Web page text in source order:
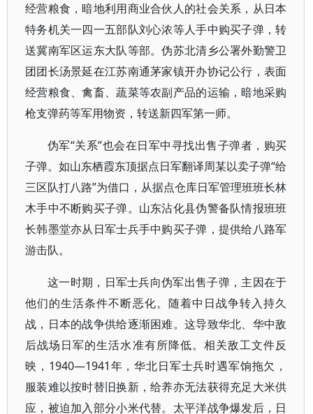
经营粮食，暗地利用商业合伙人的社会关系，从日本
特务机关一四一五部队刘心浓等人手中购买子弹，转
送冀南军区运东大队等部。伪苏北清乡公署外勤警卫
团团长汤景延在江苏南通茅家镇开办协记公行，表面
经营粮食、禽畜、蔬菜等农副产品的运输，暗地采购
枪支弹药等军用物资，转送新四军第一师。
伪军“关系”也会在日军中寻找出售子弹者，购买
子弹。如山东栖霞东顶据点日军翻译周某以卖子弹“给
三区队打八路”为借口，从据点仓库日军管理班班长林
木手中不断购买子弹。山东沾化县伪警备队情报班班
长韩墨堂亦从日军士兵手中购买子弹，提供给八路军
游击队。
这一时期，日军士兵向伪军出售子弹，主因在于
他们的生活条件不断恶化。随着中日战争转入持久
战，日本的战争供给逐渐困难。这导致华北、华中敌
后战场日军的生活水准有所降低。相关敌工文件反
映，1940—1941年，华北日军士兵时遇军饷拖欠，
服装难以按时替旧换新，给养亦无法获得充足大米供
应，被迫加入部分小米代替。太平洋战争爆发后，日